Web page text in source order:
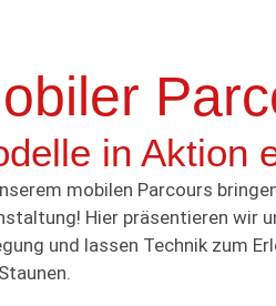
in Aktion
mobilen Parcours
Hier präsentieren wir
und lassen Technik zum